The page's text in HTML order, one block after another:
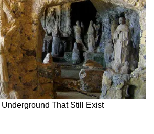
बच्चे हाथों में झाड़ू लेकर अपनी
करने निकल पड़ते हैं। उनके लिए
का काम नहीं, बल्कि खुद की
मैं पहले' की होड़ में लगे हैं,
में' के फॉर्मूले पर चलता है। रात के 3
को हटाना हो या किसी भूखे
हो, यहां पूरा समाज एक साथ